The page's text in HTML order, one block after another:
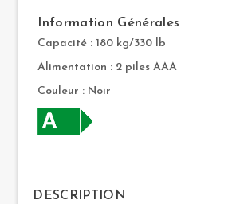
Information Générales
Capacité : 180 kg/330 lb
Alimentation : 2 piles AAA
Couleur : Noir
DESCRIPTION